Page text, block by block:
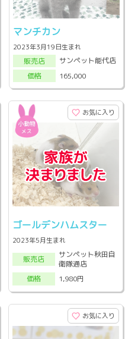
マンチカン
2023年3月19日生まれ
販売店
サンペット能代店
価格
165,000
お気に入り
ゴールデンハムスター
2023年5月生まれ
販売店
サンペット秋田自
衛隊通店
価格
1,980円
お気に入り